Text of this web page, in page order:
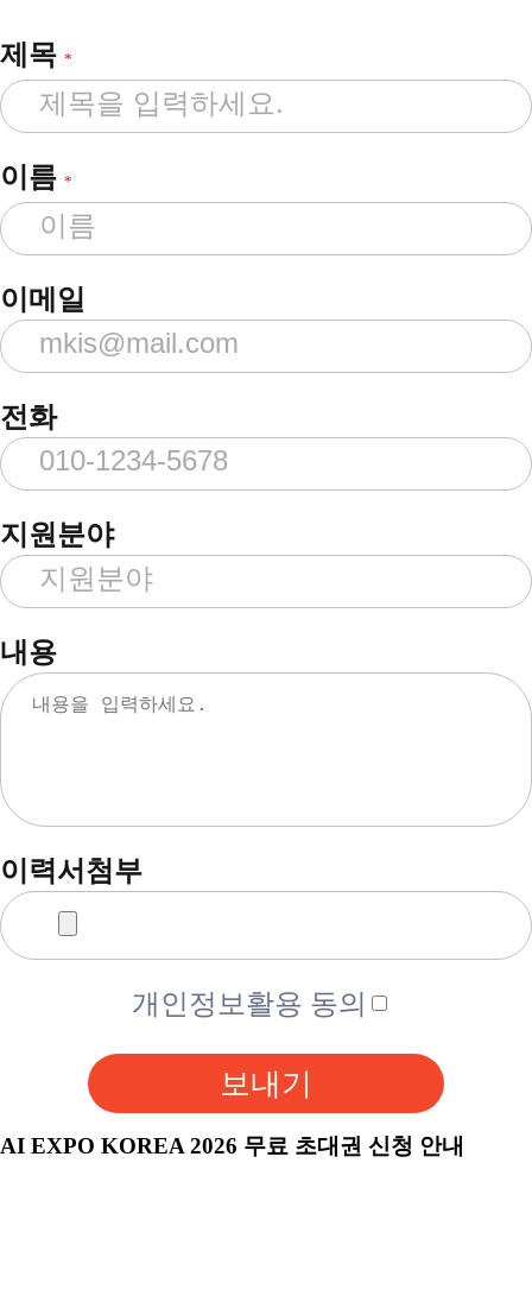
제목 *
이름 *
이메일
전화
지원분야
내용
이력서첨부
개인정보활용 동의
보내기
AI EXPO KOREA 2026 무료 초대권 신청 안내